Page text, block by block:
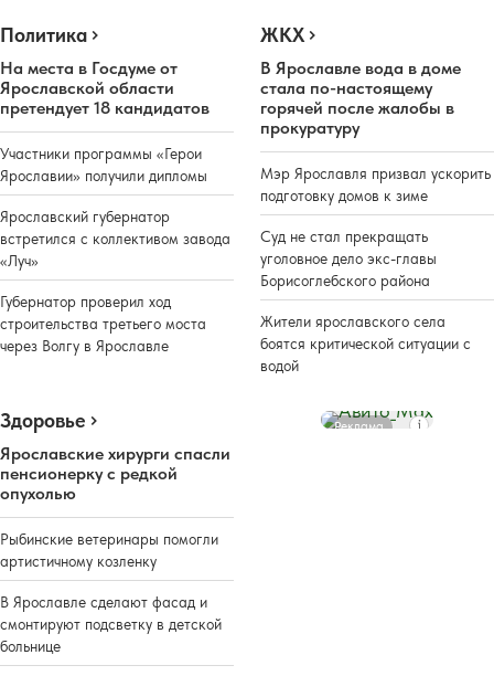
Политика
На места в Госдуме от
Ярославской области
претендует 18 кандидатов
Участники программы «Герои
Ярославии» получили дипломы
Ярославский губернатор
встретился с коллективом завода
«Луч»
Губернатор проверил ход
строительства третьего моста
через Волгу в Ярославле
ЖКХ
В Ярославле вода в доме
стала по-настоящему
горячей после жалобы в
прокуратуру
Мэр Ярославля призвал ускорить
подготовку домов к зиме
Суд не стал прекращать
уголовное дело экс-главы
Борисоглебского района
Жители ярославского села
боятся критической ситуации с
водой
Здоровье
Ярославские хирурги спасли
пенсионерку с редкой
опухолью
Рыбинские ветеринары помогли
артистичному козленку
В Ярославле сделают фасад и
смонтируют подсветку в детской
больнице
Реклама